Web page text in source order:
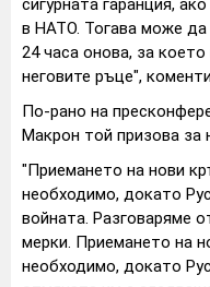
сигурната гаранция,
в НАТО. Тогава може да
24 часа онова, за
неговите ръце",
По-рано на
Макрон той призова за
"Приемането на нови
необходимо, докато
войната. Разговаряме
мерки. Приемането на
необходимо, докато